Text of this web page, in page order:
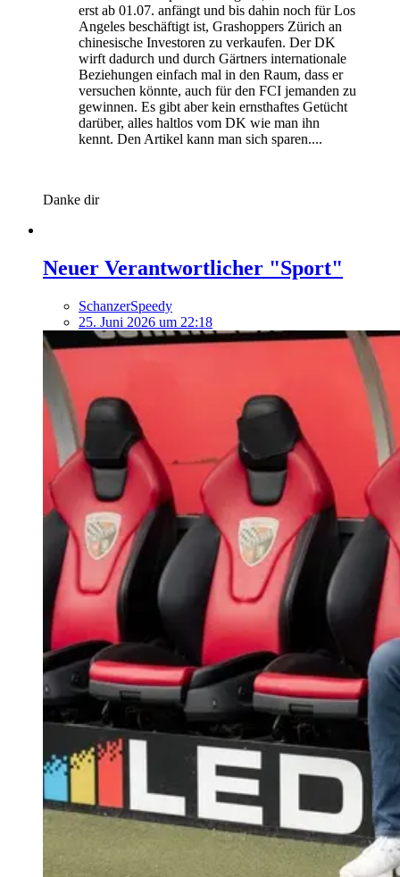
erst ab 01.07. anfängt und bis dahin noch für Los
Angeles beschäftigt ist, Grashoppers Zürich an
chinesische Investoren zu verkaufen. Der DK
wirft dadurch und durch Gärtners internationale
Beziehungen einfach mal in den Raum, dass er
versuchen könnte, auch für den FCI jemanden zu
gewinnen. Es gibt aber kein ernsthaftes Getücht
darüber, alles haltlos vom DK wie man ihn
kennt. Den Artikel kann man sich sparen....
Danke dir
Neuer Verantwortlicher "Sport"
SchanzerSpeedy
25. Juni 2026 um 22:18